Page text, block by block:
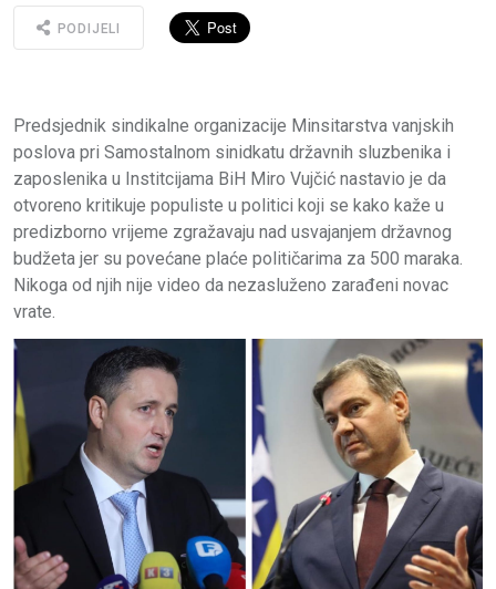
PODIJELI
Predsjednik sindikalne organizacije Minsitarstva vanjskih
poslova pri Samostalnom sinidkatu državnih sluzbenika i
zaposlenika u Institcijama BiH Miro Vujčić nastavio je da
otvoreno kritikuje populiste u politici koji se kako kaže u
predizborno vrijeme zgražavaju nad usvajanjem državnog
budžeta jer su povećane plaće političarima za 500 maraka.
Nikoga od njih nije video da nezasluženo zarađeni novac
vrate.